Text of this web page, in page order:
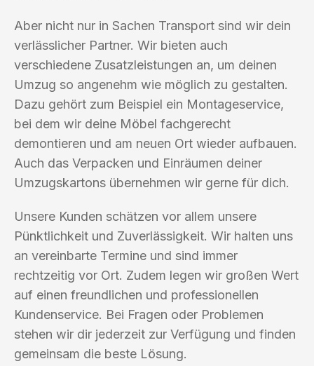
Aber nicht nur in Sachen Transport sind wir dein
verlässlicher Partner. Wir bieten auch
verschiedene Zusatzleistungen an, um deinen
Umzug so angenehm wie möglich zu gestalten.
Dazu gehört zum Beispiel ein Montageservice,
bei dem wir deine Möbel fachgerecht
demontieren und am neuen Ort wieder aufbauen.
Auch das Verpacken und Einräumen deiner
Umzugskartons übernehmen wir gerne für dich.
Unsere Kunden schätzen vor allem unsere
Pünktlichkeit und Zuverlässigkeit. Wir halten uns
an vereinbarte Termine und sind immer
rechtzeitig vor Ort. Zudem legen wir großen Wert
auf einen freundlichen und professionellen
Kundenservice. Bei Fragen oder Problemen
stehen wir dir jederzeit zur Verfügung und finden
gemeinsam die beste Lösung.